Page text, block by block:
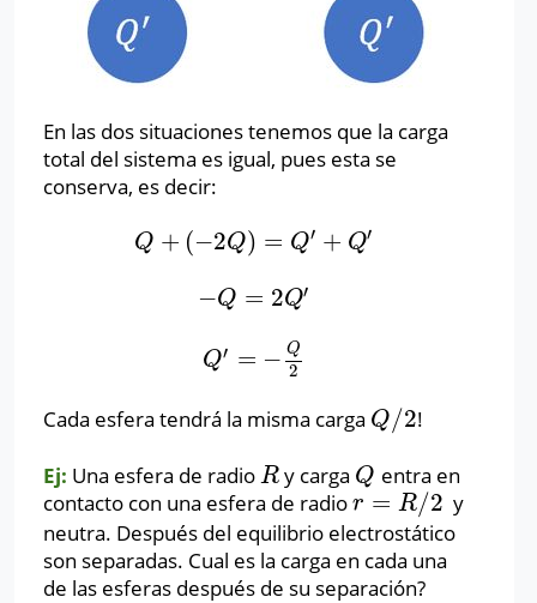
En las dos situaciones tenemos que la carga
total del sistema es igual, pues esta se
conserva, es decir:
Q + (−2Q) = Q′ + Q′
Q+ (− 2Q)=Q′+ Q′
−Q = 2Q′
−Q= 2Q
Q′ = − Q
2
Q′= −Q 2
Cada esfera tendrá la misma carga Q /2
Q/2 !
Ej: Una esfera de radio R
R y carga Q
Q entra en
contacto con una esfera de radio r = R/2
r= R/ 2
y
neutra. Después del equilibrio electrostático
son separadas. Cual es la carga en cada una
de las esferas después de su separación?